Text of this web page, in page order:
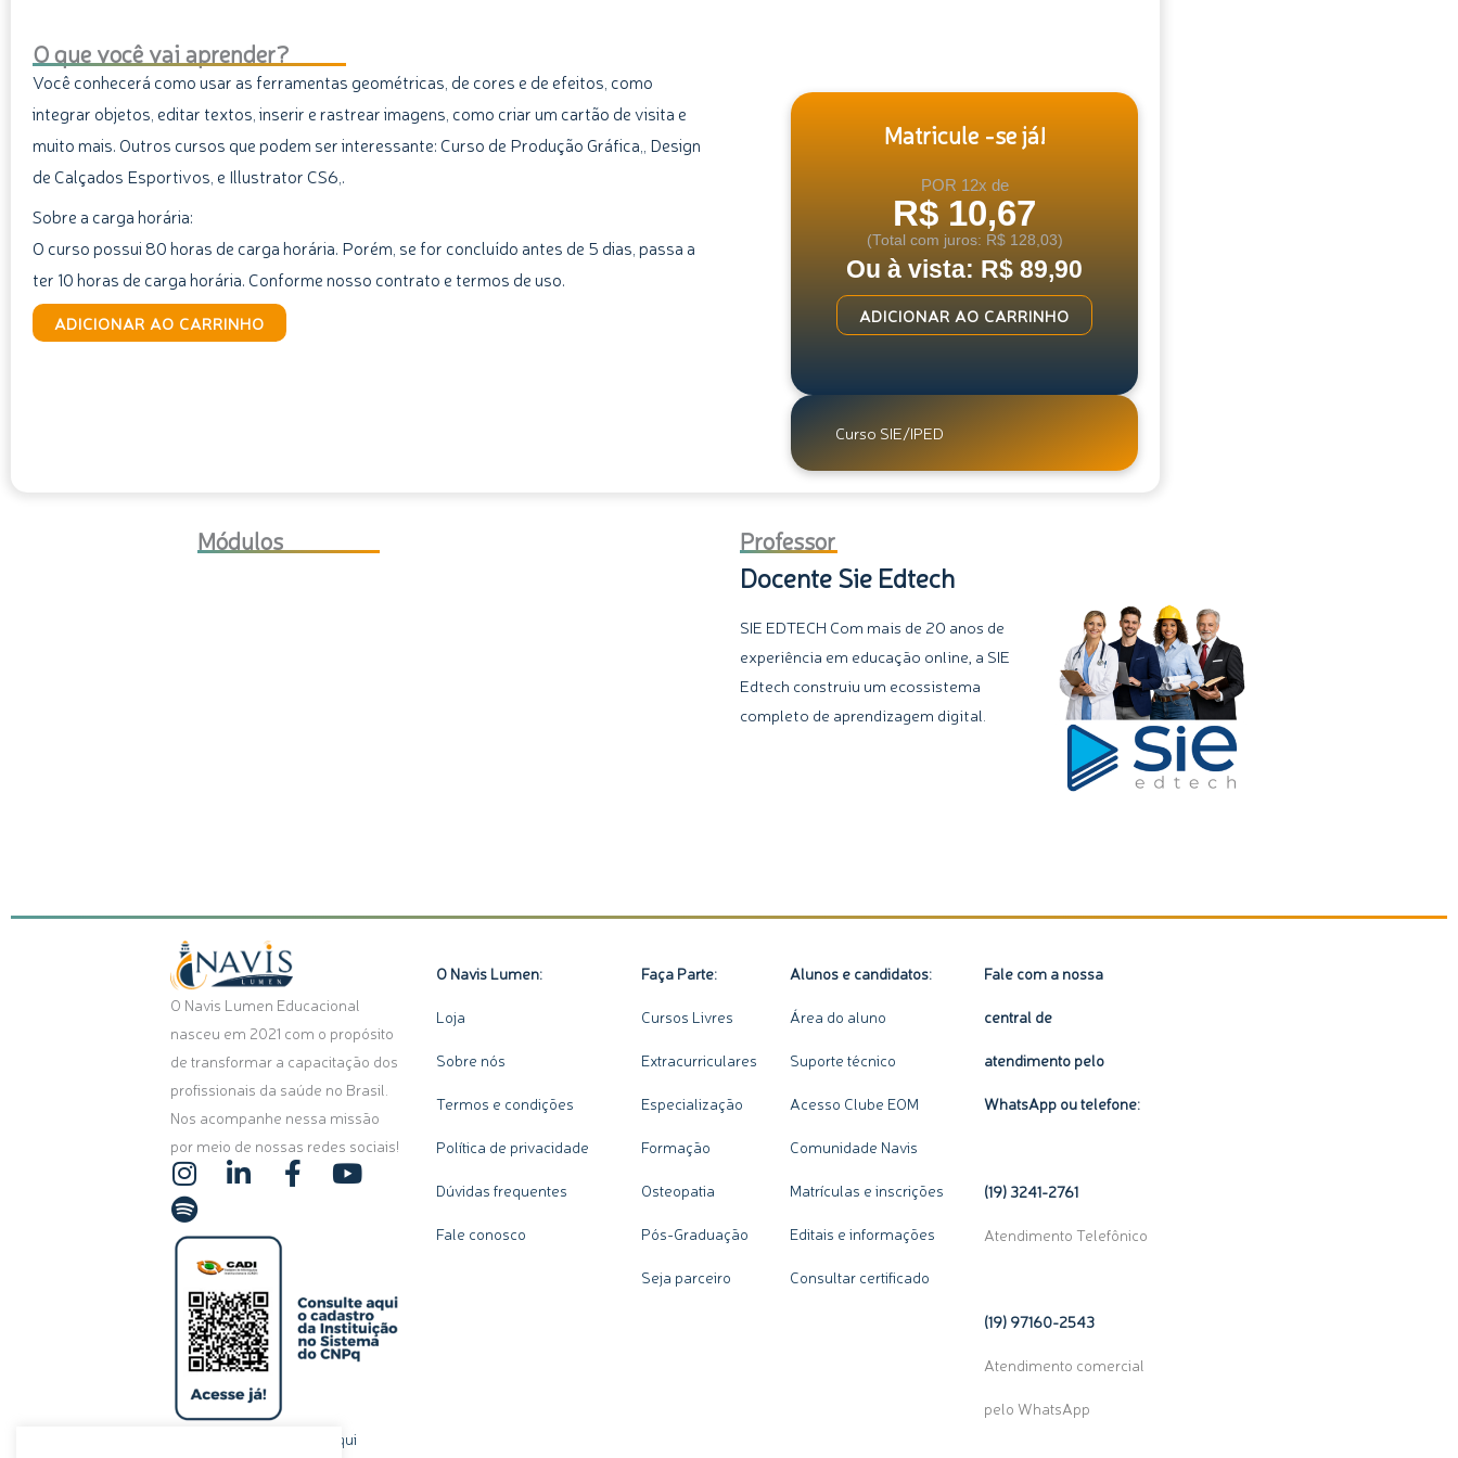
O que você vai aprender?
Você conhecerá como usar as ferramentas geométricas, de cores e de efeitos, como
integrar objetos, editar textos, inserir e rastrear imagens, como criar um cartão de visita e
muito mais. Outros cursos que podem ser interessante: Curso de Produção Gráfica,, Design
de Calçados Esportivos, e Illustrator CS6,.
Sobre a carga horária:
O curso possui 80 horas de carga horária. Porém, se for concluído antes de 5 dias, passa a
ter 10 horas de carga horária. Conforme nosso contrato e termos de uso.
Curso
de
ADICIONAR AO CARRINHO
Matricule -se já!
POR 12x de
R$ 10,67
(Total com juros: R$ 128,03)
Ou à vista: R$ 89,90
Curso
de
quantidade
ADICIONAR AO CARRINHO
Curso SIE/IPED
Módulos Professor
Docente Sie Edtech
SIE EDTECH Com mais de 20 anos de
experiência em educação online, a SIE
Edtech construiu um ecossistema
completo de aprendizagem digital.
O Navis Lumen Educacional
nasceu em 2021 com o propósito
de transformar a capacitação dos
profissionais da saúde no Brasil.
Nos acompanhe nessa missão
por meio de nossas redes sociais!
I
n
s
g
r
a
m
L
n
k
e
d
i
n
-
i
F
a
o
o
k
Y
b
e
S
p
o
f
y
clique aqui
O Navis Lumen:
Loja
Sobre nós
Termos e condições
Política de privacidade
Dúvidas frequentes
Fale conosco
Faça Parte:
Cursos Livres
Extracurriculares
Especialização
Formação
Osteopatia
Pós-Graduação
Seja parceiro
Alunos e candidatos:
Área do aluno
Suporte técnico
Acesso Clube EOM
Comunidade Navis
Matrículas e inscrições
Editais e informações
Consultar certificado
Fale com a nossa
central de
atendimento pelo
WhatsApp ou telefone:
(19) 3241-2761
Atendimento Telefônico
(19) 97160-2543
Atendimento comercial
pelo WhatsApp